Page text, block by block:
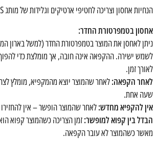
הנחיות אחסון וצריכה לחטיפי ארטיקים וגלידות של מותג IMAGINELLES הבריטי
אחסון בטמפרטורת החדר:
ניתן לאחסן את המוצר בטמפרטורת החדר (למשל בארון
לשמש ישירה. ההקפאה אינה חובה, אך מומלצת כדי
לאורך זמן.
לאחר הקפאה:לאחר שהמוצר יוצא מהמקפיא, מומלץ
שעה אחת.
אין להקפיא מחדש:לאחר שהמוצר הופשר – אין
הבדל בין קפוא למופשר:זמן הצריכה כשהמוצר קפוא
מאשר כשהמוצר לא עובר הקפאה.